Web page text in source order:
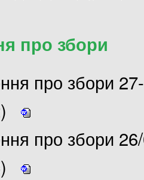
про збори
про збори
про збори